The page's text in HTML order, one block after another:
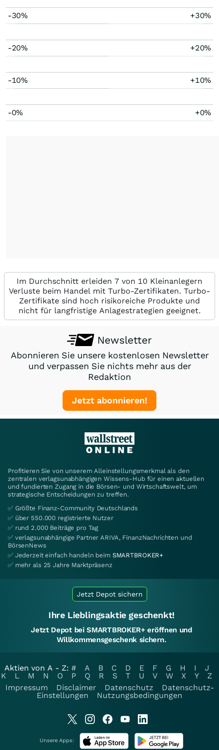
-30% +30%
-20% +20%
-10% +10%
-0% +0%
Im Durchschnitt erleiden 7 von 10 Kleinanlegern
Verluste beim Handel mit Turbo-Zertifikaten. Turbo-
Zertifikate sind hoch risikoreiche Produkte und
nicht für langfristige Anlagestrategien geeignet.
Newsletter
Abonnieren Sie unsere kostenlosen Newsletter
und verpassen Sie nichts mehr aus der
Redaktion
Jetzt abonnieren!
Profitieren Sie von unserem Alleinstellungsmerkmal als den
zentralen verlagsunabhängigen Wissens-Hub für einen aktuellen
und fundierten Zugang in die Börsen- und Wirtschaftswelt, um
strategische Entscheidungen zu treffen.
✅ Größte Finanz-Community Deutschlands
✅ über 550.000 registrierte Nutzer
✅ rund 2.000 Beiträge pro Tag
✅ verlagsunabhängige Partner ARIVA, FinanzNachrichten und
BörsenNews
✅ Jederzeit einfach handeln beim SMARTBROKER+
✅ mehr als 25 Jahre Marktpräsenz
Jetzt Depot sichern
Ihre Lieblingsaktie geschenkt!
Jetzt Depot bei SMARTBROKER+ eröffnen und
Willkommensgeschenk sichern.
Aktien von A - Z: # A B C D E F G H I
J
K
L M N O P Q R S T U V W X Y
Z
Impressum
Disclaimer Datenschutz
Datenschutz-
Einstellungen
Nutzungsbedingungen
Unsere Apps: